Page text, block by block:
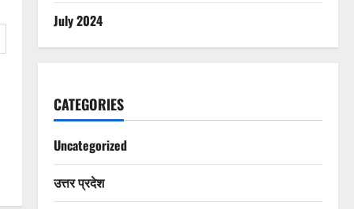
July 2024
CATEGORIES
Uncategorized
उत्तर प्रदेश